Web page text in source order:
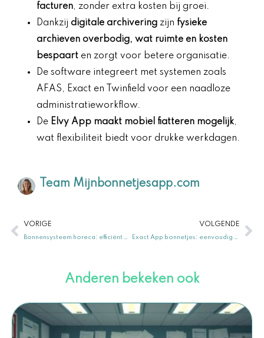
facturen, zonder extra kosten bij groei.
Dankzij digitale archivering zijn fysieke
archieven overbodig, wat ruimte en kosten
bespaart en zorgt voor betere organisatie.
De software integreert met systemen zoals
AFAS, Exact en Twinfield voor een naadloze
administratieworkflow.
De Elvy App maakt mobiel fiatteren mogelijk,
wat flexibiliteit biedt voor drukke werkdagen.
Team Mijnbonnetjesapp.com
Vorige
VORIGE VOLGENDE
Anderen bekeken ook